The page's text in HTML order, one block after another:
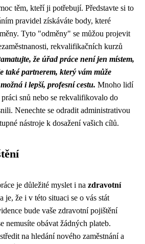
těm, kteří ji potřebují. Představte si to
pravidel získáváte body, které
Tyto "odměny" se můžou projevit
rekvalifikačních kurzů
že úřad práce není jen místem,
také partnerem, který vám může
i lepší, profesní cestu. Mnoho lidí
snů nebo se rekvalifikovalo do
Nenechte se odradit administrativou
nástroje k dosažení vašich cílů.
je důležité myslet i na zdravotní
je, že i v této situaci se o vás stát
bude vaše zdravotní pojištění
nemusíte obávat žádných plateb.
na hledání nového zaměstnání a